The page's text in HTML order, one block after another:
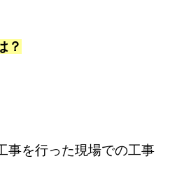
？
事を行った現場での工事